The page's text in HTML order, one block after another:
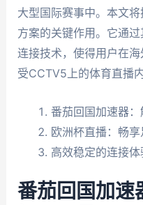
大型国际赛事中。本文
方案的关键作用。它通
连接技术，使得用户在
受CCTV5上的体育直播内
番茄回国加速器
欧洲杯直播：畅
高效稳定的连接
番茄回国加速